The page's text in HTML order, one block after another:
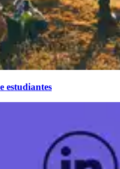
estudiantes